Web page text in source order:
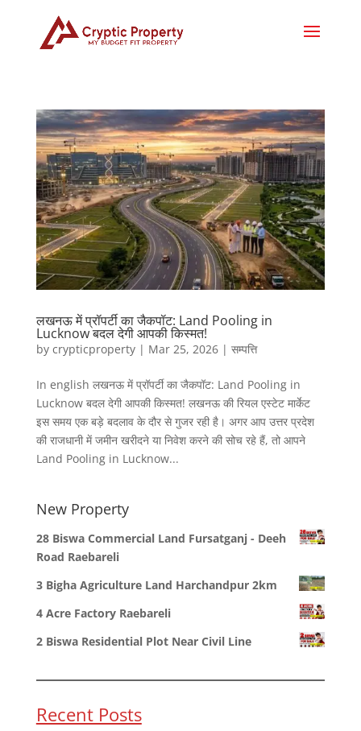
लखनऊ में प्रॉपर्टी का जैकपॉट: Land Pooling in
Lucknow बदल देगी आपकी किस्मत!
by crypticproperty| Mar 25, 2026| सम्पत्ति
In english लखनऊ में प्रॉपर्टी का जैकपॉट: Land Pooling in
Lucknow बदल देगी आपकी किस्मत! लखनऊ की रियल एस्टेट मार्केट
इस समय एक बड़े बदलाव के दौर से गुजर रही है। अगर आप उत्तर प्रदेश
की राजधानी में जमीन खरीदने या निवेश करने की सोच रहे हैं, तो आपने
Land Pooling in Lucknow...
New Property
28 Biswa Commercial Land Fursatganj - Deeh
Road Raebareli
3 Bigha Agriculture Land Harchandpur 2km
4 Acre Factory Raebareli
2 Biswa Residential Plot Near Civil Line
Recent Posts